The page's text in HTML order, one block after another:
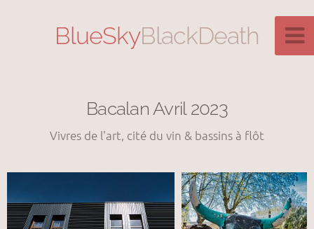
BlueSkyBlackDeath
Bacalan Avril 2023
Vivres de l'art, cité du vin & bassins à flôt